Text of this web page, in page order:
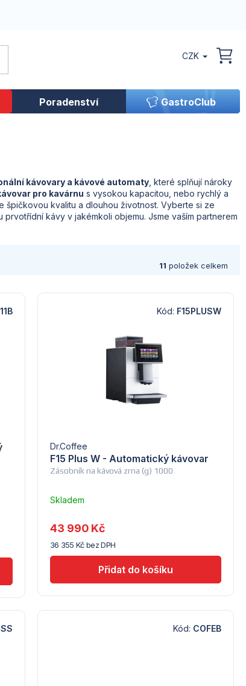
CZK
Poradenství GastroClub
kávovary a kávové automaty, které splňují nároky
pro kavárnu s vysokou kapacitou, nebo rychlý a
špičkovou kvalitu a dlouhou životnost. Vyberte si ze
prvotřídní kávy v jakémkoli objemu. Jsme vaším partnerem
11 položek celkem
Zásobník na kávová zrna (g) 1000
F15 Plus W - Automatický kávovar
Dr.Coffee
Skladem
dodavatele
(5) -
Coffelimit
36 355 Kč bez DPH
43 990 Kč
Kód: F15PLUSW
Kód: COFEB